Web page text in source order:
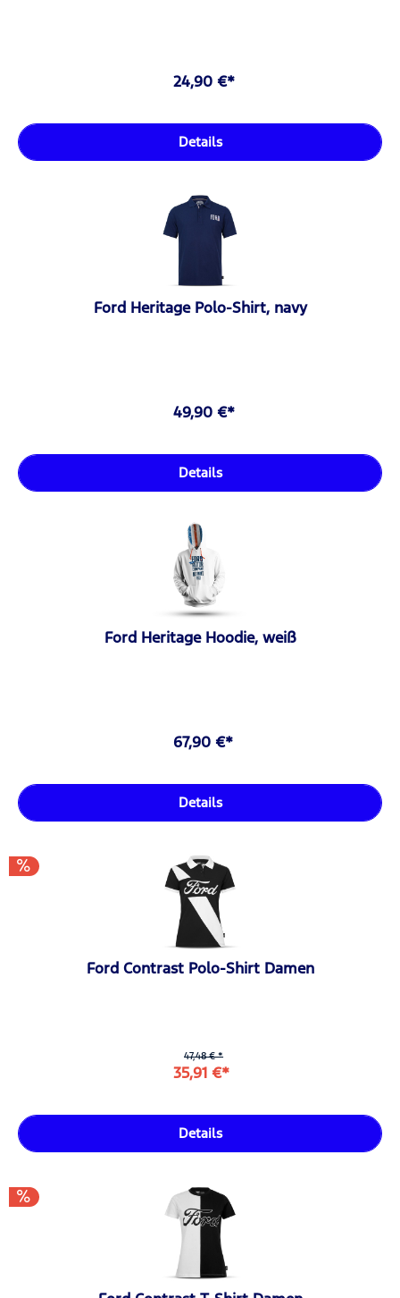
24,90 €*
Details
Ford Heritage Polo-Shirt, navy
49,90 €*
Details
Ford Heritage Hoodie, weiß
67,90 €*
Details
Ford Contrast Polo-Shirt Damen
47,48 € *
35,91 €*
Details